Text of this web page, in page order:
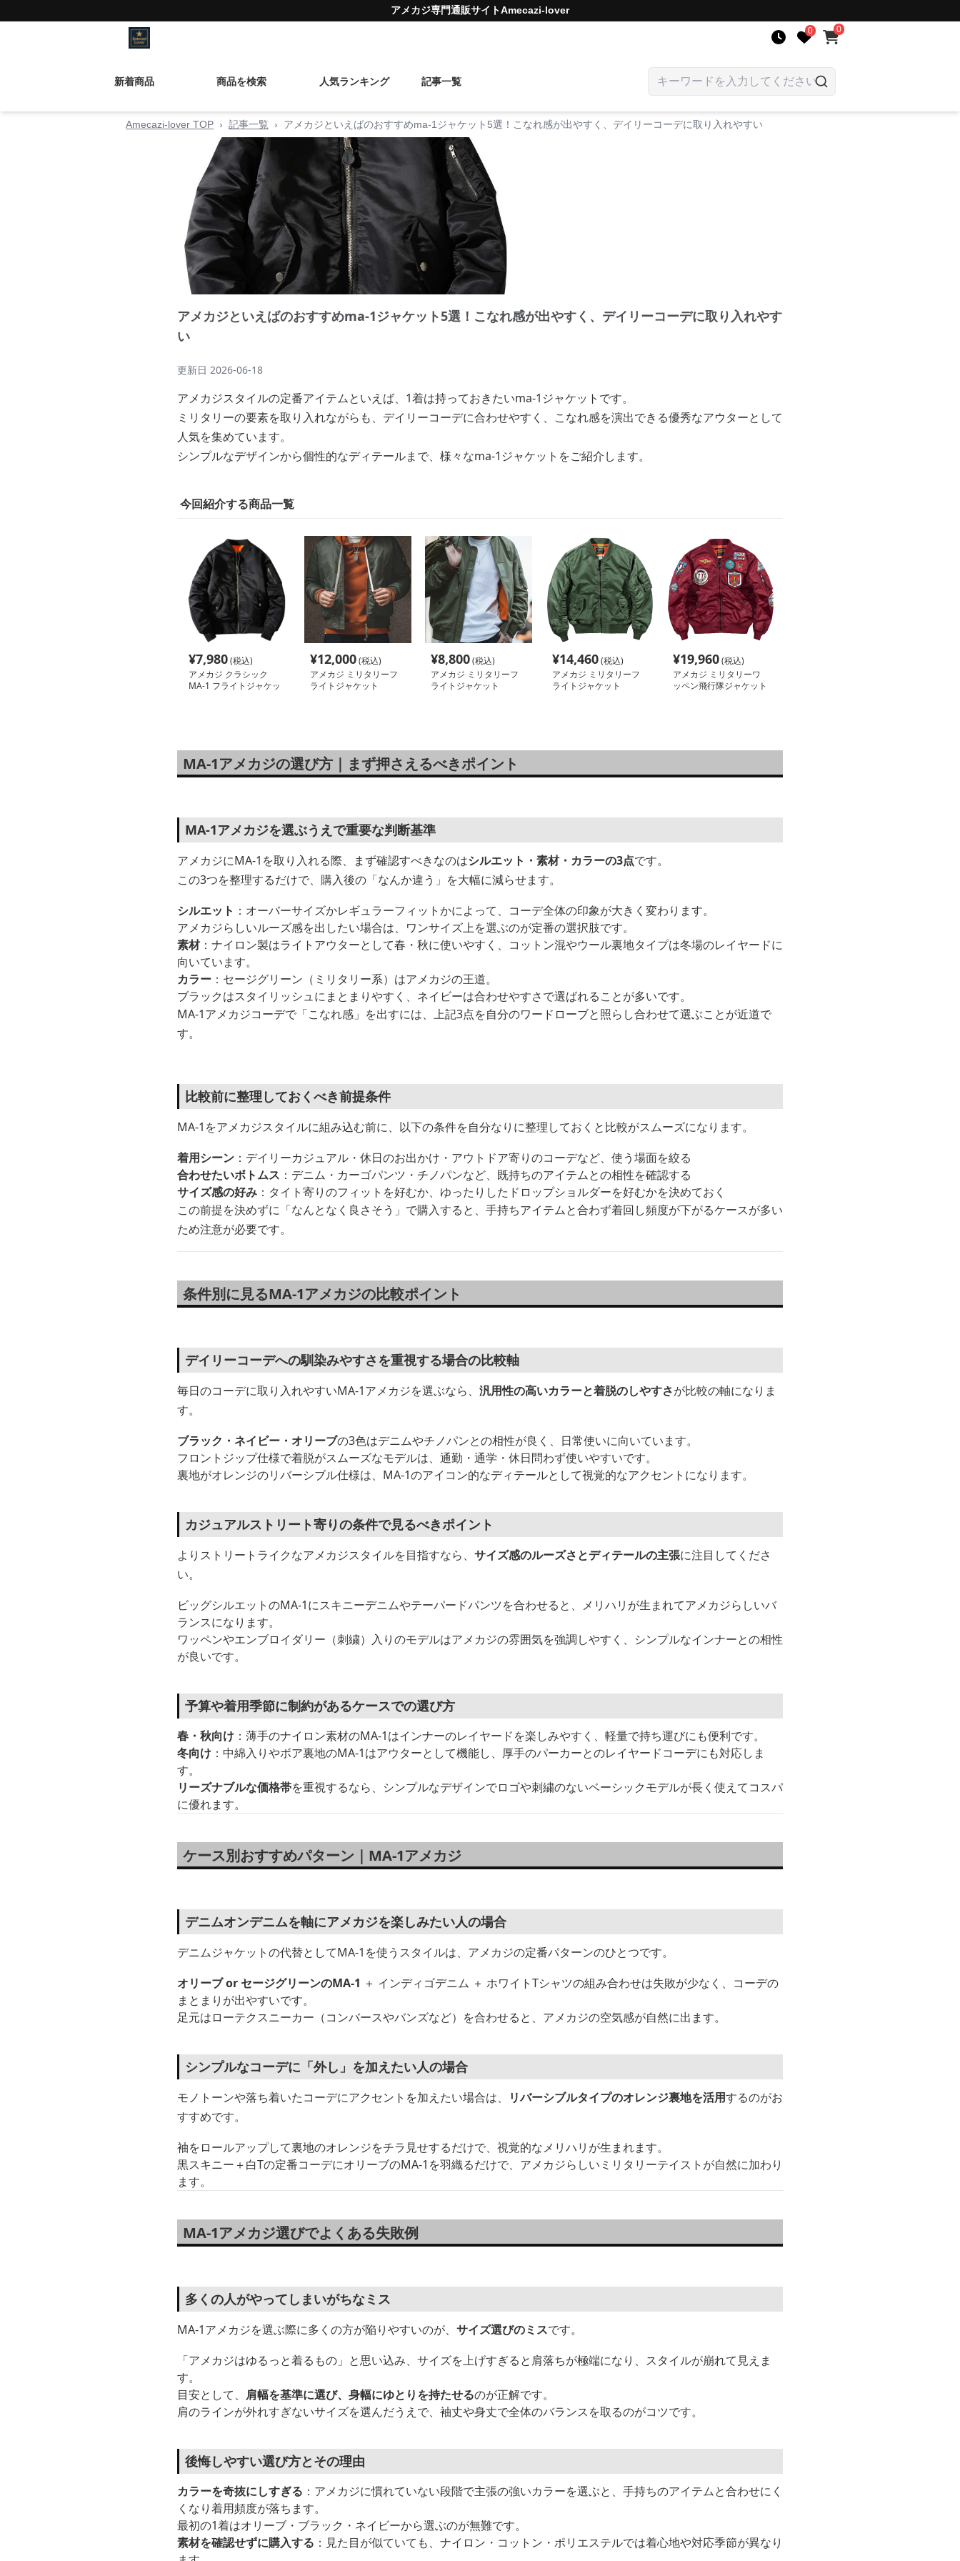
アメカジ専門通販サイトAmecazi-lover
0 0
新着商品 商品を検索 人気ランキング 記事一覧
Amecazi-lover TOP › 記事一覧 › アメカジといえばのおすすめma-1ジャケット5選！こなれ感が出やすく、デイリーコーデに取り入れやすい
アメカジといえばのおすすめma-1ジャケット5選！こなれ感が出やすく、デイリーコーデに取り入れやす
い
更新日 2026-06-18
アメカジスタイルの定番アイテムといえば、1着は持っておきたいma-1ジャケットです。
ミリタリーの要素を取り入れながらも、デイリーコーデに合わせやすく、こなれ感を演出できる優秀なアウターとして
人気を集めています。
シンプルなデザインから個性的なディテールまで、様々なma-1ジャケットをご紹介します。
今回紹介する商品一覧
¥7,980(税込)
アメカジ クラシック
MA-1 フライトジャケッ
¥12,000(税込)
アメカジ ミリタリーフ
ライトジャケット
¥8,800(税込)
アメカジ ミリタリーフ
ライトジャケット
¥14,460(税込)
アメカジ ミリタリーフ
ライトジャケット
¥19,960(税込)
アメカジ ミリタリーワ
ッペン飛行隊ジャケット
MA-1アメカジの選び方｜まず押さえるべきポイント
MA-1アメカジを選ぶうえで重要な判断基準
アメカジにMA-1を取り入れる際、まず確認すべきなのはシルエット・素材・カラーの3点です。
この3つを整理するだけで、購入後の「なんか違う」を大幅に減らせます。
シルエット ：オーバーサイズかレギュラーフィットかによって、コーデ全体の印象が大きく変わります。
アメカジらしいルーズ感を出したい場合は、ワンサイズ上を選ぶのが定番の選択肢です。
素材：ナイロン製はライトアウターとして春・秋に使いやすく、コットン混やウール裏地タイプは冬場のレイヤードに
向いています。
カラー ：セージグリーン（ミリタリー系）はアメカジの王道。
ブラックはスタイリッシュにまとまりやすく、ネイビーは合わせやすさで選ばれることが多いです。
MA-1アメカジコーデで「こなれ感」を出すには、上記3点を自分のワードローブと照らし合わせて選ぶことが近道で
す。
比較前に整理しておくべき前提条件
MA-1をアメカジスタイルに組み込む前に、以下の条件を自分なりに整理しておくと比較がスムーズになります。
着用シーン ：デイリーカジュアル・休日のお出かけ・アウトドア寄りのコーデなど、使う場面を絞る
合わせたいボトムス ：デニム・カーゴパンツ・チノパンなど、既持ちのアイテムとの相性を確認する
サイズ感の好み ：タイト寄りのフィットを好むか、ゆったりしたドロップショルダーを好むかを決めておく
この前提を決めずに「なんとなく良さそう」で購入すると、手持ちアイテムと合わず着回し頻度が下がるケースが多い
ため注意が必要です。
条件別に見るMA-1アメカジの比較ポイント
デイリーコーデへの馴染みやすさを重視する場合の比較軸
毎日のコーデに取り入れやすいMA-1アメカジを選ぶなら、 汎用性の高いカラーと着脱のしやすさが比較の軸になりま
す。
ブラック・ネイビー・オリーブの3色はデニムやチノパンとの相性が良く、日常使いに向いています。
フロントジップ仕様で着脱がスムーズなモデルは、通勤・通学・休日問わず使いやすいです。
裏地がオレンジのリバーシブル仕様は、MA-1のアイコン的なディテールとして視覚的なアクセントになります。
カジュアルストリート寄りの条件で見るべきポイント
よりストリートライクなアメカジスタイルを目指すなら、 サイズ感のルーズさとディテールの主張に注目してくださ
い。
ビッグシルエットのMA-1にスキニーデニムやテーパードパンツを合わせると、メリハリが生まれてアメカジらしいバ
ランスになります。
ワッペンやエンブロイダリー（刺繍）入りのモデルはアメカジの雰囲気を強調しやすく、シンプルなインナーとの相性
が良いです。
予算や着用季節に制約があるケースでの選び方
春・秋向け ：薄手のナイロン素材のMA-1はインナーのレイヤードを楽しみやすく、軽量で持ち運びにも便利です。
冬向け ：中綿入りやボア裏地のMA-1はアウターとして機能し、厚手のパーカーとのレイヤードコーデにも対応しま
す。
リーズナブルな価格帯を重視するなら、シンプルなデザインでロゴや刺繍のないベーシックモデルが長く使えてコスパ
に優れます。
ケース別おすすめパターン｜MA-1アメカジ
デニムオンデニムを軸にアメカジを楽しみたい人の場合
デニムジャケットの代替としてMA-1を使うスタイルは、アメカジの定番パターンのひとつです。
オリーブ or セージグリーンのMA-1 ＋ インディゴデニム ＋ ホワイトTシャツの組み合わせは失敗が少なく、コーデの
まとまりが出やすいです。
足元はローテクスニーカー（コンバースやバンズなど）を合わせると、アメカジの空気感が自然に出ます。
シンプルなコーデに「外し」を加えたい人の場合
モノトーンや落ち着いたコーデにアクセントを加えたい場合は、 リバーシブルタイプのオレンジ裏地を活用するのがお
すすめです。
袖をロールアップして裏地のオレンジをチラ見せするだけで、視覚的なメリハリが生まれます。
黒スキニー＋白Tの定番コーデにオリーブのMA-1を羽織るだけで、アメカジらしいミリタリーテイストが自然に加わり
ます。
MA-1アメカジ選びでよくある失敗例
多くの人がやってしまいがちなミス
MA-1アメカジを選ぶ際に多くの方が陥りやすいのが、 サイズ選びのミスです。
「アメカジはゆるっと着るもの」と思い込み、サイズを上げすぎると肩落ちが極端になり、スタイルが崩れて見えま
す。
目安として、 肩幅を基準に選び、身幅にゆとりを持たせるのが正解です。
肩のラインが外れすぎないサイズを選んだうえで、袖丈や身丈で全体のバランスを取るのがコツです。
後悔しやすい選び方とその理由
カラーを奇抜にしすぎる ：アメカジに慣れていない段階で主張の強いカラーを選ぶと、手持ちのアイテムと合わせにく
くなり着用頻度が落ちます。
最初の1着はオリーブ・ブラック・ネイビーから選ぶのが無難です。
素材を確認せずに購入する ：見た目が似ていても、ナイロン・コットン・ポリエステルでは着心地や対応季節が異なり